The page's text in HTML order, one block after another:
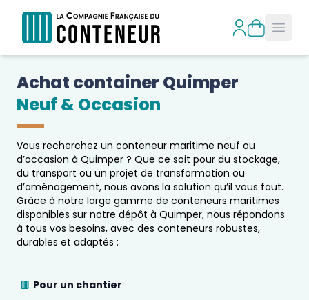
Achat container Quimper
Neuf & Occasion
Vous recherchez un conteneur maritime neuf ou
d’occasion à Quimper ? Que ce soit pour du stockage,
du transport ou un projet de transformation ou
d’aménagement, nous avons la solution qu’il vous faut.
Grâce à notre large gamme de conteneurs maritimes
disponibles sur notre dépôt à Quimper, nous répondons
à tous vos besoins, avec des conteneurs robustes,
durables et adaptés :
Pour un chantier